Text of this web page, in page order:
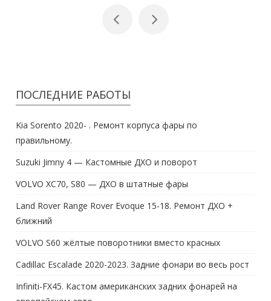
ПОСЛЕДНИЕ РАБОТЫ
Kia Sorento 2020- . Ремонт корпуса фары по
правильному.
Suzuki Jimny 4 — Кастомные ДХО и поворот
VOLVO XC70, S80 — ДХО в штатные фары
Land Rover Range Rover Evoque 15-18. Ремонт ДХО +
ближний
VOLVO S60 жёлтые поворотники вместо красных
Cadillac Escalade 2020-2023. Задние фонари во весь рост
Infiniti-FX45. Кастом американских задних фонарей на